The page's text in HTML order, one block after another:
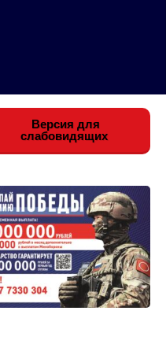
Версия для
слабовидящих